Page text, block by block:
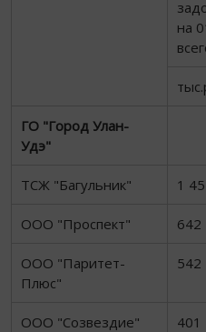
на
ГО "Город Улан-
Удэ"
ТСЖ "Багульник" 1
ООО "Проспект" 642
ООО "Паритет-
Плюс"
542
ООО "Созвездие" 401